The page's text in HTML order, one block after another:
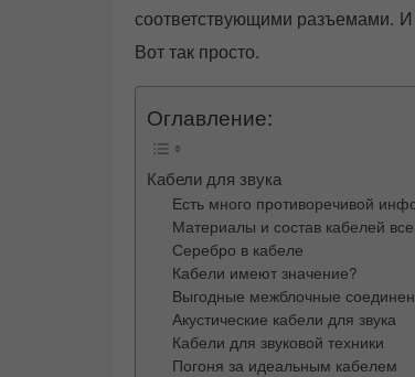
соответствующими разъемами.
Вот так просто.
Оглавление:
Кабели для звука
Есть много противоречивой
Материалы и состав кабелей
Серебро в кабеле
Кабели имеют значение?
Выгодные межблочные
Акустические кабели для звука
Кабели для звуковой техники
Погоня за идеальным кабелем